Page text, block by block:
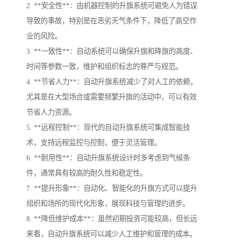
2. **安全性**：由机器控制的升旗系统可避免人为错误
导致的事故，特别是在恶劣天气条件下，降低了高空作
业的风险。
3. **一致性**：自动系统可以确保升旗和降旗的高度、
时间等参数一致，维护和组织标志的尊严与规范。
4. **节省人力**：自动升旗系统减少了对人工的依赖，
尤其是在大型场合或需要频繁升旗的活动中，可以有效
节省人力资源。
5. **远程控制**：现代的自动升旗系统可集成智能技
术，支持远程监控与控制，便于灵活管理。
6. **耐用性**：自动升旗系统设计时多考虑到气候条
件，通常具有较高的耐久性和稳定性。
7. **提升形象**：自动化、智能化的升旗方式可以提升
组织和场所的现代化形象，展现科技与管理的进步。
8. **降低维护成本**：虽然初期投资可能较高，但长远
来看，自动升旗系统可以减少人工维护和管理的成本。